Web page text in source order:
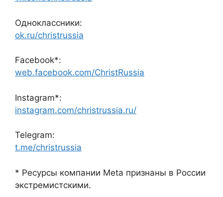
Одноклассники:
ok.ru/christrussia
Facebook*:
web.facebook.com/ChristRussia
Instagram*:
instagram.com/christrussia.ru/
Telegram:
t.me/christrussia
* Ресурсы компании Meta признаны в России
экстремистскими.